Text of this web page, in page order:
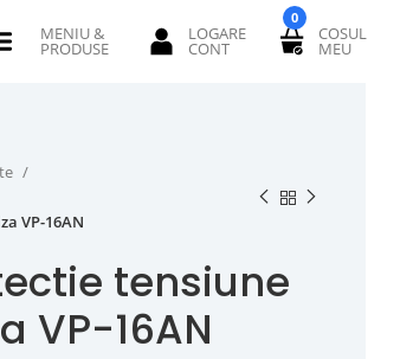
0
VP-16AN
tensiune
VP-16AN